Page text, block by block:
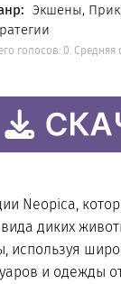
Экшены,
голосов: 0. Средняя
Neopica,
диких
и одежды